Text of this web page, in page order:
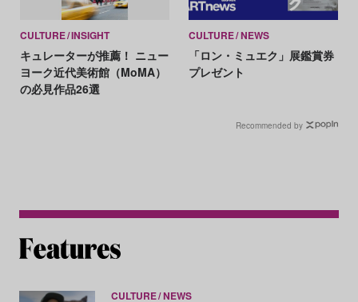
CULTURE INSIGHT
キュレーターが推薦！ ニュー
ヨーク近代美術館（MoMA）
の必見作品26選
CULTURE NEWS
「ロン・ミュエク」展鑑賞券
プレゼント
Recommended by
CULTURE NEWS